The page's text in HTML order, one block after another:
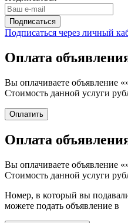
Подписаться через личный
Оплата
Вы оплачиваете объявление «
Стоимость данной услуги
Оплата
Вы оплачиваете объявление «
Стоимость данной услуги
Номер, в который вы
можете подать объявление в